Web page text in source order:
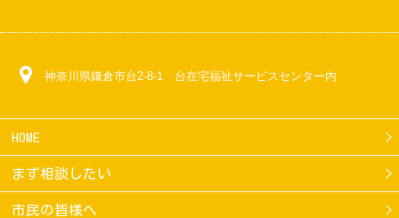
神奈川県鎌倉市台2-8-1 台在宅福祉サービスセンター内
HOME
まず相談したい
市民の皆様へ